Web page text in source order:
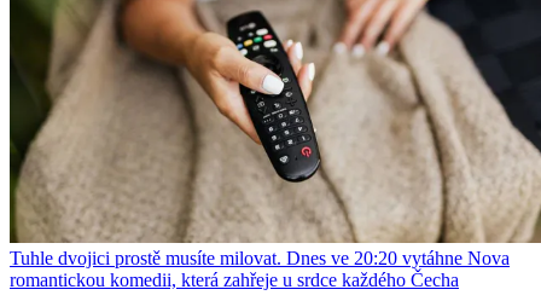
Tuhle dvojici prostě musíte milovat. Dnes ve 20:20 vytáhne Nova
romantickou komedii, která zahřeje u srdce každého Čecha